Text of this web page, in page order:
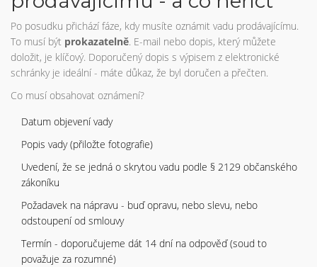
Po posudku přichází fáze, kdy musíte oznámit vadu prodávajícímu.
To musí být prokazatelně. E-mail nebo dopis, který můžete
doložit, je klíčový. Doporučený dopis s výpisem z elektronické
schránky je ideální - máte důkaz, že byl doručen a přečten.
Co musí obsahovat oznámení?
Datum objevení vady
Popis vady (přiložte fotografie)
Uvedení, že se jedná o skrytou vadu podle § 2129 občanského
zákoníku
Požadavek na nápravu - buď opravu, nebo slevu, nebo
odstoupení od smlouvy
Termín - doporučujeme dát 14 dní na odpověď (soud to
považuje za rozumné)